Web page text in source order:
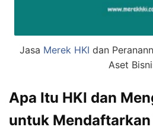
Jasa Merek HKI dan
Aset
Apa Itu HKI dan
untuk Mendaftarkan